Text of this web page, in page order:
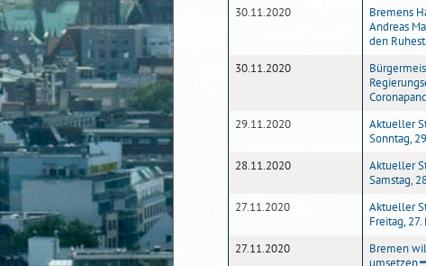
30.11.2020
Bremens
Andreas
den
30.11.2020
29.11.2020
Aktueller
Sonntag,
28.11.2020
Aktueller
Samstag,
27.11.2020
Aktueller
Freitag,
27.11.2020
Bremen
umsetzen